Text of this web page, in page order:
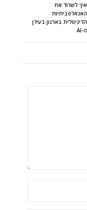
איך לשרוד את
האנאלפביתיוּת
הדיגיטלית בארגון בעידן
ה-AI